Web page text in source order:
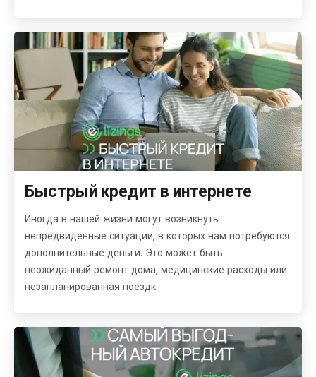
Быстрый кредит в интернете
Иногда в нашей жизни могут возникнуть
непредвиденные ситуации, в которых нам потребуются
дополнительные деньги. Это может быть
неожиданный ремонт дома, медицинские расходы или
незапланированная поездк